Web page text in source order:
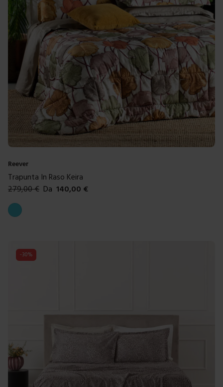
Reever
Trapunta In Raso Keira
279,00€ Da 140,00 €
Colori disponibili
Azzurro
-30%